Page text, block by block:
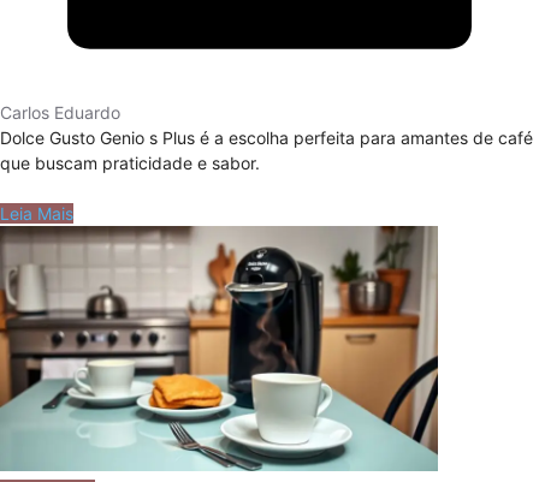
Carlos Eduardo
Dolce Gusto Genio s Plus é a escolha perfeita para amantes de café
que buscam praticidade e sabor.
Leia Mais